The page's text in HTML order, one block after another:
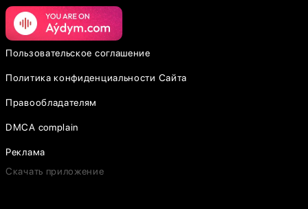
Пользовательское соглашение
Политика конфиденциальности Сайта
Правообладателям
DMCA complain
Реклама
Скачать приложение